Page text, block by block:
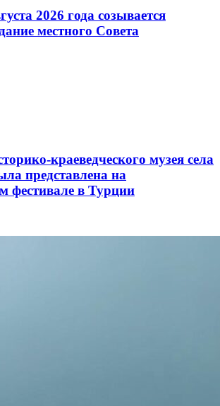
2026 года созывается
местного Совета
краеведческого музея села
представлена на
фестивале в Турции